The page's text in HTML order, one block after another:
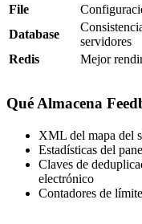
File
Database
servidores
Redis Mejor
Qué Almacena
XML del mapa del
Estadísticas del
Claves de
electrónico
Contadores de